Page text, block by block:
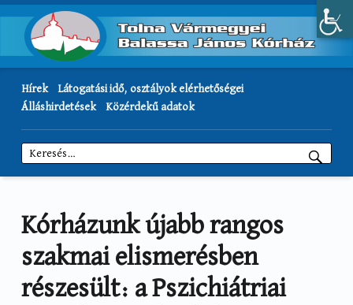
Hírek
Látogatási idő, osztályok elérhetőségei
Álláshirdetések
Közérdekű adatok
Keresés:
Kórházunk újabb rangos
szakmai elismerésben
részesült: a Pszichiátriai